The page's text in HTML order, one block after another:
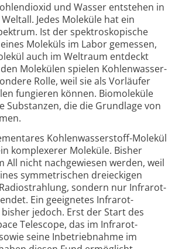
und Wasser entstehen in
Jedes Moleküle hat ein
Ist der spektro­skopische
Moleküls im Labor gemessen,
auch im Weltraum entdeckt
Molekülen spielen Kohlen­wasser­
Rolle, weil sie als Vorläufer
fungieren können. Biomoleküle
Substanzen, die die Grundlage von
Kohlen­wasser­stoff-Molekül
komplexerer Moleküle. Bisher
All nicht nach­ge­wiesen werden, weil
symmetrischen drei­eckigen
sondern nur Infrarot­
Ein geeignetes Infrarot­
jedoch. Erst der Start des
Telescope, das im Infrarot­
seine Inbetrieb­nahme im